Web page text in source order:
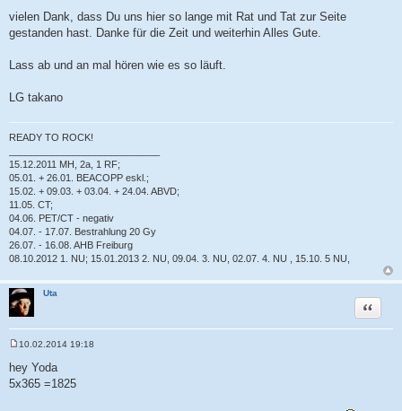
r
a
g
vielen Dank, dass Du uns hier so lange mit Rat und Tat zur Seite
gestanden hast. Danke für die Zeit und weiterhin Alles Gute.
Lass ab und an mal hören wie es so läuft.
LG takano
READY TO ROCK!
15.12.2011 MH, 2a, 1 RF;
05.01. + 26.01. BEACOPP eskl.;
15.02. + 09.03. + 03.04. + 24.04. ABVD;
11.05. CT;
04.06. PET/CT - negativ
04.07. - 17.07. Bestrahlung 20 Gy
26.07. - 16.08. AHB Freiburg
08.10.2012 1. NU; 15.01.2013 2. NU, 09.04. 3. NU, 02.07. 4. NU , 15.10. 5 NU,
Uta
Zitat
i
t
10.02.2014 19:18
hey Yoda
5x365 =1825